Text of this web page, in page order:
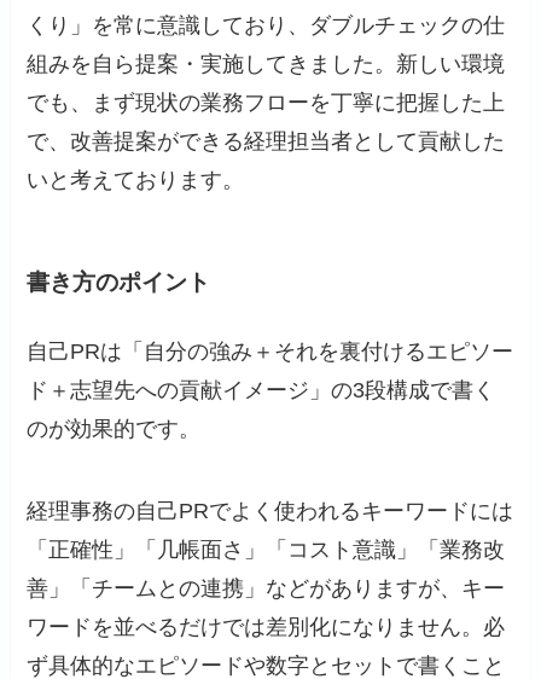
くり」を常に意識しており、ダブルチェックの仕
組みを自ら提案・実施してきました。新しい環境
でも、まず現状の業務フローを丁寧に把握した上
で、改善提案ができる経理担当者として貢献した
いと考えております。
書き方のポイント
自己PRは「自分の強み＋それを裏付けるエピソー
ド＋志望先への貢献イメージ」の3段構成で書く
のが効果的です。
経理事務の自己PRでよく使われるキーワードには
「正確性」「几帳面さ」「コスト意識」「業務改
善」「チームとの連携」などがありますが、キー
ワードを並べるだけでは差別化になりません。必
ず具体的なエピソードや数字とセットで書くこと